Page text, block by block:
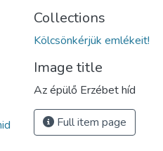
Collections
Kölcsönkérjük emlékeit!
Image title
Az épülő Erzébet híd
Full item page